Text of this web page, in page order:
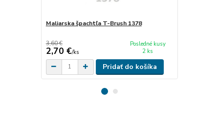
Maliarska špachtľa T-Brush 1378
3,60 €
2,70 €/ks
Posledné kusy
2 ks
Pridať do košíka